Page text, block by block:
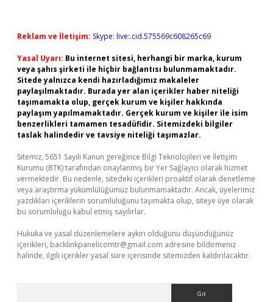
Reklam ve İletişim: Skype: live:.cid.575569c608265c69
Yasal Uyarı: Bu internet sitesi, herhangi bir marka, kurum
veya şahıs şirketi ile hiçbir bağlantısı bulunmamaktadır.
Sitede yalnızca kendi hazırladığımız makaleler
paylaşılmaktadır. Burada yer alan içerikler haber niteliği
taşımamakta olup, gerçek kurum ve kişiler hakkında
paylaşım yapılmamaktadır. Gerçek kurum ve kişiler ile isim
benzerlikleri tamamen tesadüfidir. Sitemizdeki bilgiler
taslak halindedir ve tavsiye niteliği taşımazlar.
Sitemiz, 5651 Sayılı Kanun gereğince Bilgi Teknolojileri ve İletişim
Kurumu (BTK) tarafından onaylanmış bir Yer Sağlayıcı olarak hizmet
vermektedir. Bu nedenle, sitedeki içerikleri proaktif olarak denetleme
veya araştırma yükümlülüğümüz bulunmamaktadır. Ancak, üyelerimiz
yazdıkları içeriklerin sorumluluğunu taşımakta olup, siteye üye olarak
bu sorumluluğu kabul etmiş sayılırlar.
Hukuka ve yasal düzenlemelere aykırı olduğunu düşündüğünüz
içerikleri, backlinkpanelicomtr@gmail.com adresine bildirmeniz
halinde, ilgili içerikler yasal süre içerisinde sitemizden kaldırılacaktır.